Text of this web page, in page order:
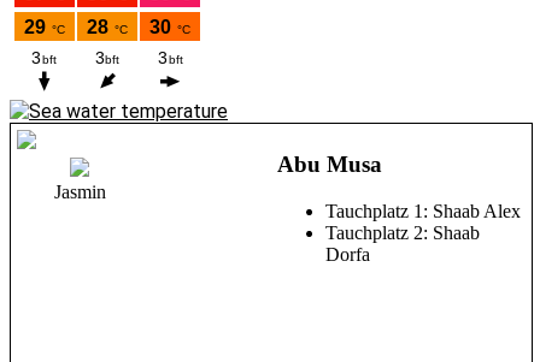
Jasmin
Abu Musa
Tauchplatz 1: Shaab Alex
Tauchplatz 2: Shaab
Dorfa